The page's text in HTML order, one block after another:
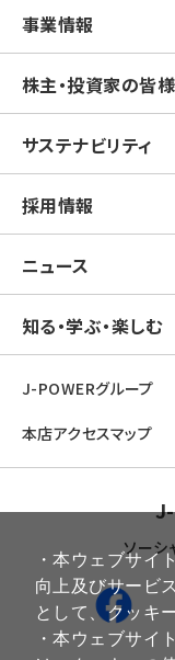
・本ウェブサイ
向上及びサービ
として、クッキ
・本ウェブサイ
事業情報
株主・投資家の皆様
サステナビリティ
採用情報
ニュース
知る・学ぶ・楽しむ
J-POWERグループ
本店アクセスマップ
ソーシ